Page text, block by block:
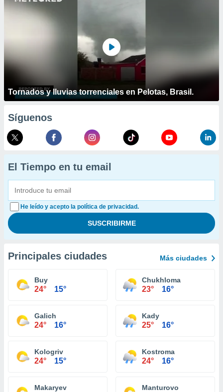
Tornados y lluvias torrenciales en Pelotas, Brasil.
Síguenos
El Tiempo en tu email
He leído y acepto la política de privacidad.
Principales ciudades Más ciudades
Buy
24° 15°
Chukhloma
23° 16°
Galich
24° 16°
Kady
25° 16°
Kologriv
24° 15°
Kostroma
24° 16°
Makaryev Manturovo